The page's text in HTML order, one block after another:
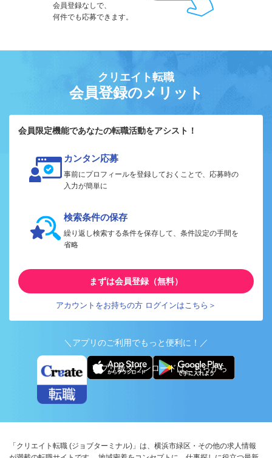
会員登録なしで、
何件でも応募できます。
クリエイト転職
会員登録のメリット
会員限定機能であなたの転職活動をアシスト！
カンタン応募
事前にプロフィールを登録しておくことで、応募時の
入力が簡単に
検索条件の保存
繰り返し検索する条件を保存して、条件設定の手間を
省略
まずは会員登録（無料）
アカウントをお持ちの方 ログインはこちら＞
＼アプリのご利用でもっと便利に！／
アプリ版ダウンロードはこちらから
「クリエイト転職 (ジョブターミナル)」は、横浜市緑区・その他の求人情報